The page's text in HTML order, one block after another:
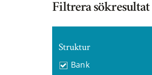
Filtrera sökresultat
Struktur
Bank